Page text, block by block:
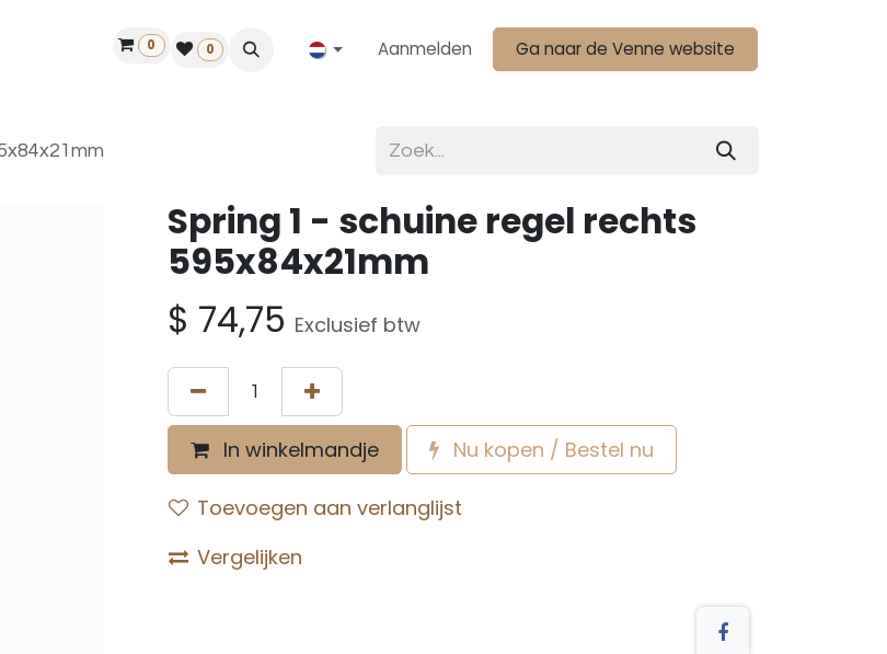
Vind een dealer
0 0 Aanmelden Ga naar de Venne website
Spring 1 - schuine regel rechts
595x84x21mm
$ 74,75 Exclusief btw
In winkelmandje Nu kopen / Bestel nu
Toevoegen aan verlanglijst
Vergelijken